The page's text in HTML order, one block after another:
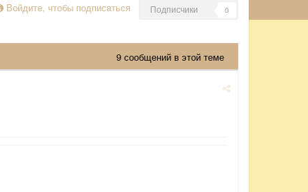
Войдите, чтобы подписаться Подписчики 0
9 сообщений в этой теме